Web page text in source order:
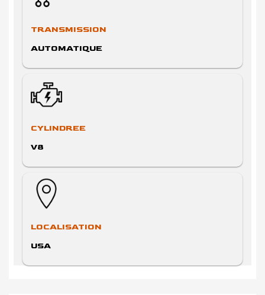
TRANSMISSION
AUTOMATIQUE
CYLINDREE
V8
LOCALISATION
USA